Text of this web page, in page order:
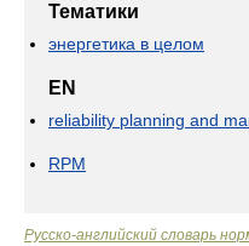
Тематики
энергетика в целом
EN
reliability planning and
RPM
Русско-английский словарь